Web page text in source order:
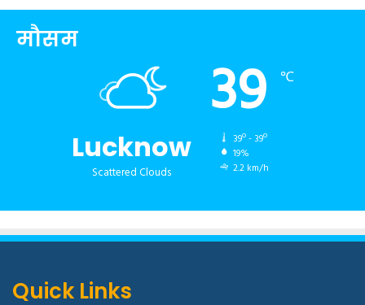
मौसम
Lucknow
Scattered Clouds
39 ℃
39º - 39º
19%
2.2 km/h
Quick Links